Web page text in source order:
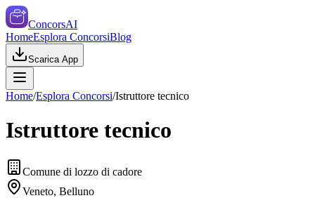
ConcorsAI
HomeEsplora ConcorsiBlog
Scarica App
Home/Esplora Concorsi/Istruttore tecnico
Istruttore tecnico
Comune di lozzo di cadore
Veneto, Belluno